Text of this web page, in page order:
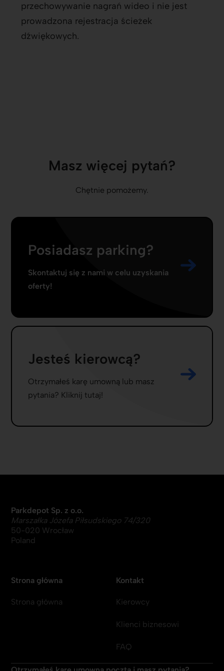
przechowywanie nagrań wideo i nie jest
prowadzona rejestracja ścieżek
dźwiękowych.
Masz więcej pytań?
Chętnie pomożemy.
Posiadasz parking?
Skontaktuj się z nami w celu uzyskania
oferty!
Jesteś kierowcą?
Otrzymałeś karę umowną lub masz
pytania? Kliknij tutaj!
Strona główna
Strona główna
Kontakt
Kierowcy
Klienci biznesowi
FAQ
Parkdepot Sp. z o.o.
Marszałka Józefa Piłsudskiego 74/320
50-020 Wrocław
Poland